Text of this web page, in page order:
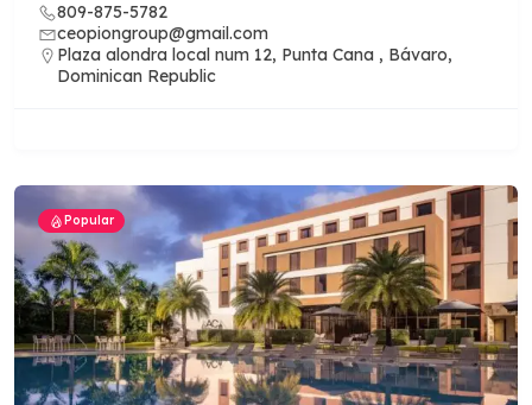
809-875-5782
ceopiongroup@gmail.com
Plaza alondra local num 12, Punta Cana , Bávaro,
Dominican Republic
Popular